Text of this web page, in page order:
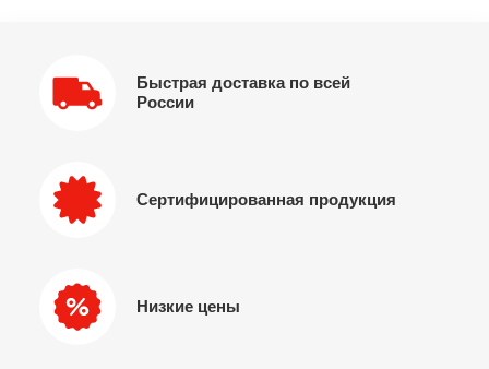
Быстрая доставка по всей
России
Сертифицированная продукция
Низкие цены